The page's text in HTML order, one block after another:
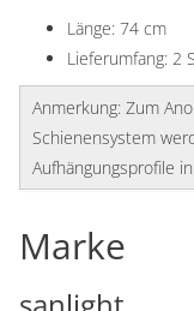
Länge: 74 cm
Lieferumfang: 2
Anmerkung: Zum
Schienensystem
Aufhängungsprofile
Marke